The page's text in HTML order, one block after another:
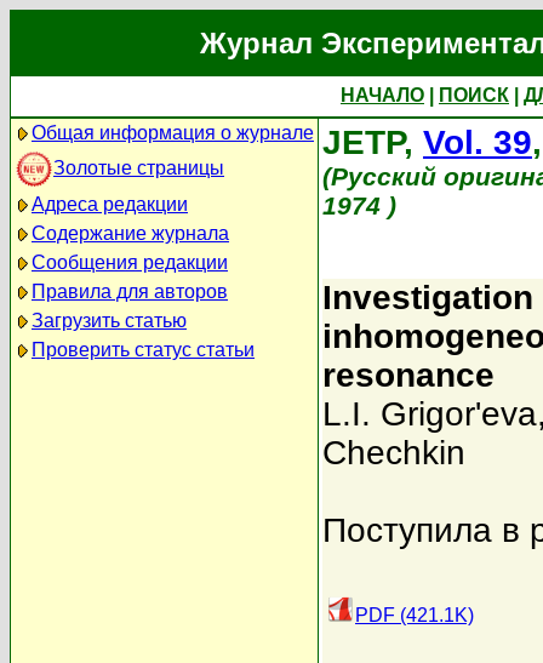
Журнал
НАЧАЛО ПОИСК
Общая информация о журнале
Золотые страницы
Адреса редакции
Содержание журнала
Сообщения редакции
Правила для авторов
Загрузить статью
Проверить статус статьи
JETP, Vol. 39
(Русский
1974 )
resonance
L.I. Grigor'eva
Chechkin
Поступила в
PDF (421.1K)